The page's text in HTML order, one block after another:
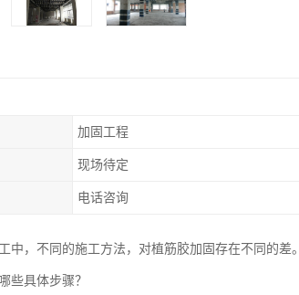
加固工程
现场待定
电话咨询
中，不同的施工方法，对植筋胶加固存在不同的差。
些具体步骤？